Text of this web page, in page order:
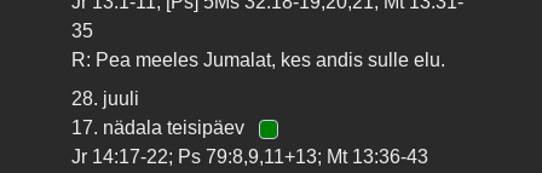
35
R: Pea meeles Jumalat, kes andis sulle elu.
28. juuli
17. nädala teisipäev
Jr 14:17-22; Ps 79:8,9,11+13; Mt 13:36-43